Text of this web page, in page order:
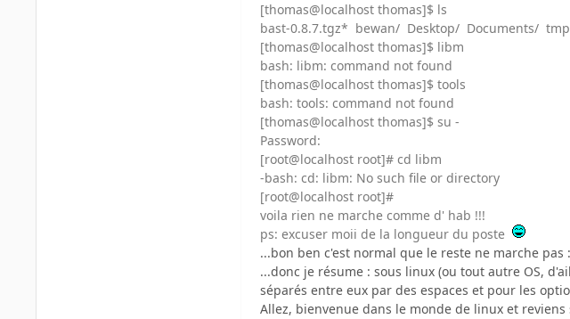
[thomas@localhost thomas]$ ls
bast-0.8.7.tgz* bewan/ Desktop/ Documents/
[thomas@localhost thomas]$ libm
bash: libm: command not found
[thomas@localhost thomas]$ tools
bash: tools: command not found
[thomas@localhost thomas]$ su -
Password:
[root@localhost root]# cd libm
-bash: cd: libm: No such file or directory
[root@localhost root]#
voila rien ne marche comme d' hab !!!
ps: excuser moii de la longueur du poste
...bon ben c'est normal que le reste ne marche
...donc je résume : sous linux (ou tout autre OS,
séparés entre eux par des espaces et pour les
Allez, bienvenue dans le monde de linux et